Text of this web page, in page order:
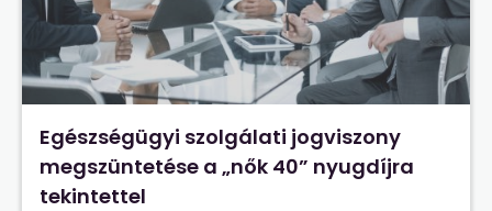
Egészségügyi szolgálati jogviszony
megszüntetése a „nők 40” nyugdíjra
tekintettel